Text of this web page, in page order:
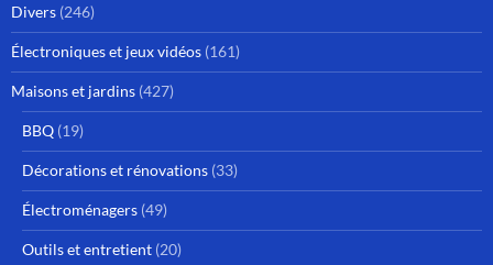
Divers (246)
Électroniques et jeux vidéos (161)
Maisons et jardins (427)
BBQ (19)
Décorations et rénovations (33)
Électroménagers (49)
Outils et entretient (20)